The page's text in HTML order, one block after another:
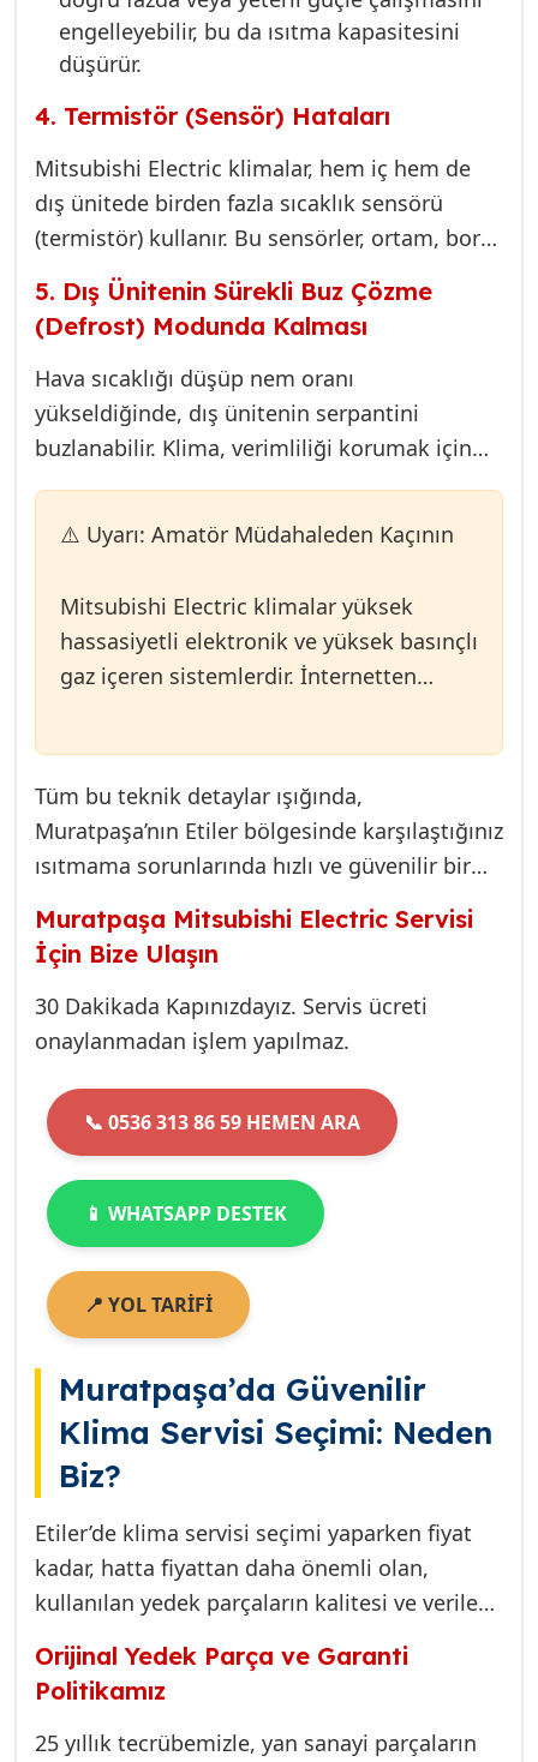
engelleyebilir, bu da ısıtma kapasitesini
düşürür.
4. Termistör (Sensör) Hataları
Mitsubishi Electric klimalar, hem iç hem de
dış ünitede birden fazla sıcaklık sensörü
(termistör) kullanır. Bu sensörler, ortam, boru
ve dış hava sıcaklıklarını ölçerek kartın
çalışma mantığını belirler. Eğer boru sensörü
(pipe sensor) yanlış okuma yaparsa (örneğin,
gerçekte soğuk olmasına rağmen sıcak
okuyorsa), kart, kompresörü veya ısıtma
döngüsünü erken durdurabilir veya hiç
5. Dış Ünitenin Sürekli Buz Çözme
(Defrost) Modunda Kalması
Hava sıcaklığı düşüp nem oranı
yükseldiğinde, dış ünitenin serpantini
buzlanabilir. Klima, verimliliği korumak için
otomatik olarak defrost moduna geçer. Bu
çözmeye yönlendirilir. Eğer defrost sensörü
çalışmıyorsa (fan motoru kapasitör kaybı),
cihaz gereğinden uzun süre defrostta kalabilir
veya sürekli bu döngüye girebilir. Sonuç:
⚠️ Uyarı: Amatör Müdahaleden Kaçının
Mitsubishi Electric klimalar yüksek
hassasiyetli elektronik ve yüksek basınçlı
gaz içeren sistemlerdir. İnternetten
elektronik kartın kalıcı olarak hasar
görmesine veya cihazın tamamen
kullanılamaz hale gelmesine neden
olabilir. Isıtma sorunlarında doğru ölçüm
cihazları (manifold, multimetre) ve
teknik uzmanlık şarttır.
Tüm bu teknik detaylar ışığında,
Muratpaşa’nın Etiler bölgesinde karşılaştığınız
ısıtmama sorunlarında hızlı ve güvenilir bir
hayati önem taşır. Bizim görevimiz, arızayı
sadece gidermek değil, aynı zamanda
gelecekte aynı sorunun yaşanmaması için
gerekli önleyici tedbirleri almaktır.
Muratpaşa Mitsubishi Electric Servisi
İçin Bize Ulaşın
30 Dakikada Kapınızdayız. Servis ücreti
onaylanmadan işlem yapılmaz.
📞 0536 313 86 59 HEMEN ARA
📱 WHATSAPP DESTEK
📍 YOL TARİFİ
Muratpaşa’da Güvenilir
Klima Servisi Seçimi: Neden
Biz?
Etiler’de klima servisi seçimi yaparken fiyat
kadar, hatta fiyattan daha önemli olan,
kullanılan yedek parçaların kalitesi ve verilen
Electric gibi premium markalarda kullanılan
parçanın kalitesi, klimanın ömrünü ve
performansını doğrudan etkiler.
Orijinal Yedek Parça ve Garanti
Politikamız
25 yıllık tecrübemizle, yan sanayi parçaların